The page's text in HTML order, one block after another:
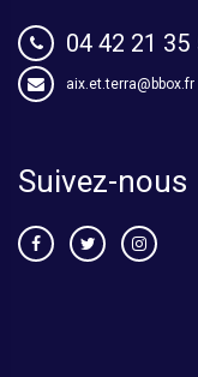
04 42 21 35
aix.et.terra@bbox.fr
Suivez-nous